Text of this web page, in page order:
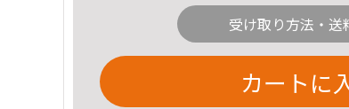
受け取り方法・送
カートに